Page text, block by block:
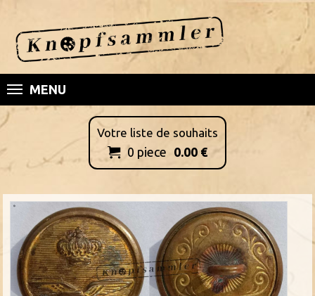
MENU
Votre liste de souhaits
 0 piece 0.00 €